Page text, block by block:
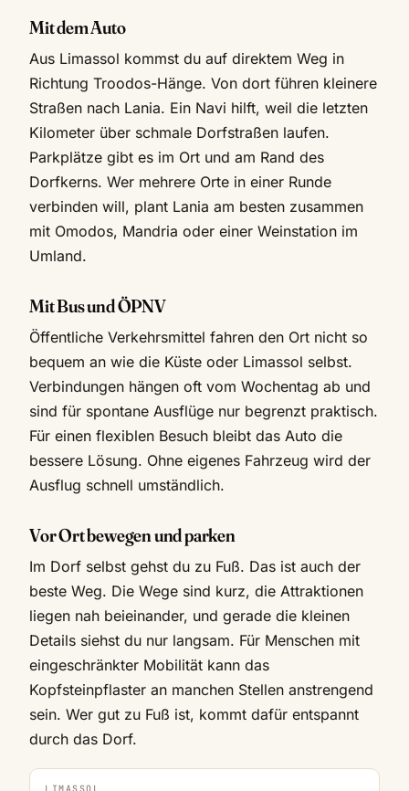
Mit dem Auto
Aus Limassol kommst du auf direktem Weg in
Richtung Troodos-Hänge. Von dort führen kleinere
Straßen nach Lania. Ein Navi hilft, weil die letzten
Kilometer über schmale Dorfstraßen laufen.
Parkplätze gibt es im Ort und am Rand des
Dorfkerns. Wer mehrere Orte in einer Runde
verbinden will, plant Lania am besten zusammen
mit Omodos, Mandria oder einer Weinstation im
Umland.
Mit Bus und ÖPNV
Öffentliche Verkehrsmittel fahren den Ort nicht so
bequem an wie die Küste oder Limassol selbst.
Verbindungen hängen oft vom Wochentag ab und
sind für spontane Ausflüge nur begrenzt praktisch.
Für einen flexiblen Besuch bleibt das Auto die
bessere Lösung. Ohne eigenes Fahrzeug wird der
Ausflug schnell umständlich.
Vor Ort bewegen und parken
Im Dorf selbst gehst du zu Fuß. Das ist auch der
beste Weg. Die Wege sind kurz, die Attraktionen
liegen nah beieinander, und gerade die kleinen
Details siehst du nur langsam. Für Menschen mit
eingeschränkter Mobilität kann das
Kopfsteinpflaster an manchen Stellen anstrengend
sein. Wer gut zu Fuß ist, kommt dafür entspannt
durch das Dorf.
LIMASSOL